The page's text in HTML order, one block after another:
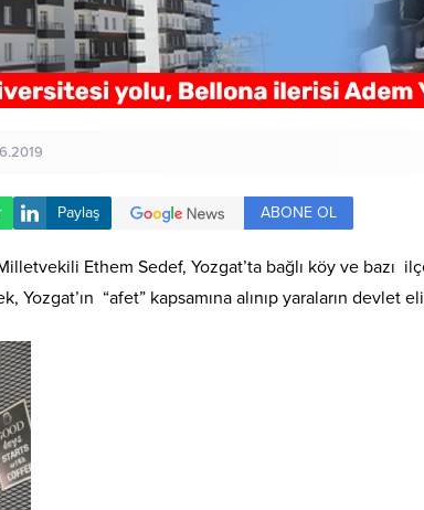
Paylaş ABONE OL
Ethem Sedef, Yozgat’ta bağlı köy ve bazı
Yozgat’ın “afet” kapsamına alınıp yaraların devlet